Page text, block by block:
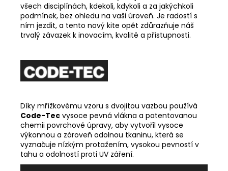
všech disciplínách, kdekoli, kdykoli a za jakýchkoli
podmínek, bez ohledu na vaši úroveň. Je radostí s
ním jezdit, a tento nový kite opět zdůrazňuje náš
trvalý závazek k inovacím, kvalitě a přístupnosti.
Díky mřížkovému vzoru s dvojitou vazbou používá
Code-Tec vysoce pevná vlákna a patentovanou
chemii povrchové úpravy, aby vytvořil vysoce
výkonnou a zároveň odolnou tkaninu, která se
vyznačuje nízkým protažením, vysokou pevností v
tahu a odolností proti UV záření.